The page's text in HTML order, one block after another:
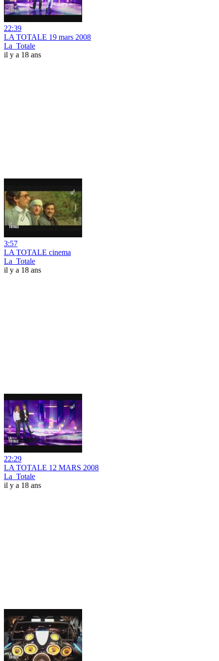
22:39
LA TOTALE 19 mars 2008
La_Totale
il y a 18 ans
3:57
LA TOTALE cinema
La_Totale
il y a 18 ans
22:29
LA TOTALE 12 MARS 2008
La_Totale
il y a 18 ans